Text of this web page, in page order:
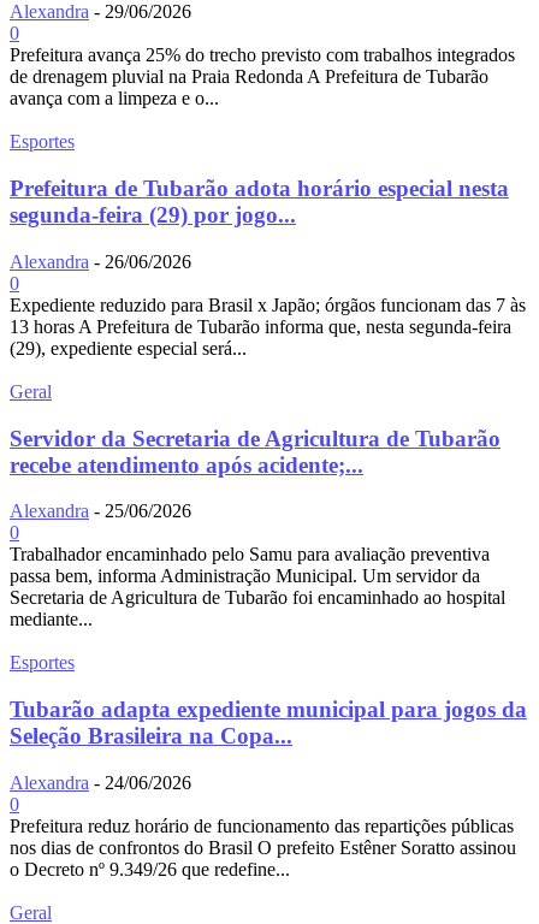
Alexandra - 29/06/2026
0
Prefeitura avança 25% do trecho previsto com trabalhos integrados
de drenagem pluvial na Praia Redonda A Prefeitura de Tubarão
avança com a limpeza e o...
Esportes
Prefeitura de Tubarão adota horário especial nesta
segunda-feira (29) por jogo...
Alexandra - 26/06/2026
0
Expediente reduzido para Brasil x Japão; órgãos funcionam das 7 às
13 horas A Prefeitura de Tubarão informa que, nesta segunda-feira
(29), expediente especial será...
Geral
Servidor da Secretaria de Agricultura de Tubarão
recebe atendimento após acidente;...
Alexandra - 25/06/2026
0
Trabalhador encaminhado pelo Samu para avaliação preventiva
passa bem, informa Administração Municipal. Um servidor da
Secretaria de Agricultura de Tubarão foi encaminhado ao hospital
mediante...
Esportes
Tubarão adapta expediente municipal para jogos da
Seleção Brasileira na Copa...
Alexandra - 24/06/2026
0
Prefeitura reduz horário de funcionamento das repartições públicas
nos dias de confrontos do Brasil O prefeito Estêner Soratto assinou
o Decreto nº 9.349/26 que redefine...
Geral